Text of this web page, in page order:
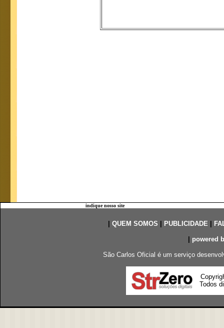
indique nosso site
QUEM SOMOS PUBLICIDADE|
powered
São Carlos Oficial é um serviço
Todos